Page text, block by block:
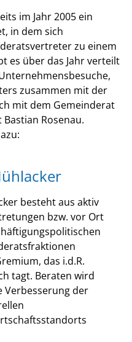
im Jahr 2005 ein
in dem sich
zu einem
es über das Jahr verteilt
zusammen mit der
mit dem Gemeinderat
Rosenau.
besteht aus aktiv
bzw. vor Ort
das i.d.R.
tagt. Beraten wird
Verbesserung der